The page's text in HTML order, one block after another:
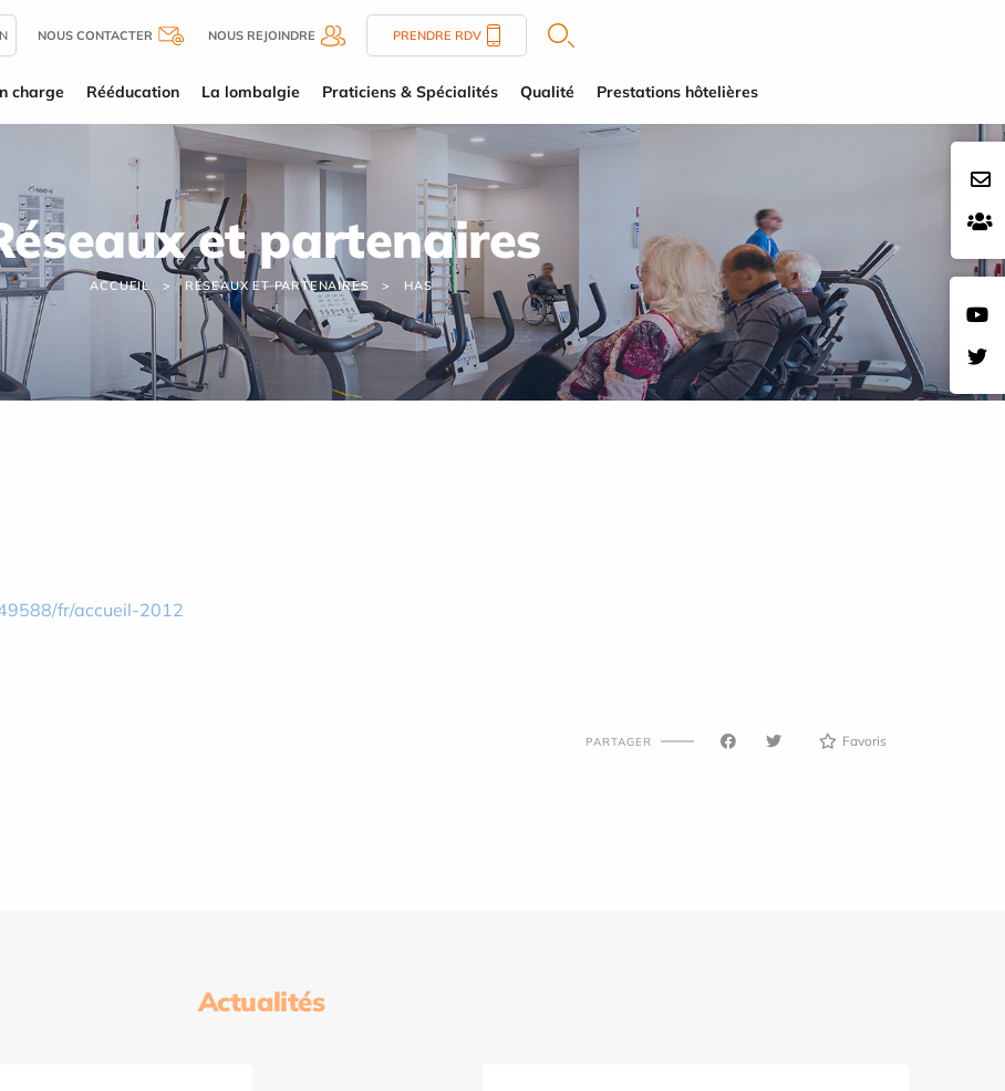
NOUS CONTACTER NOUS REJOINDRE PRENDRE RDV
charge Rééducation La lombalgie Praticiens & Spécialités Qualité Prestations hôtelières
et partenaires
ACCUEIL RÉSEAUX ET PARTENAIRES HAS
fr/accueil-2012
PARTAGER Favoris
Actualités